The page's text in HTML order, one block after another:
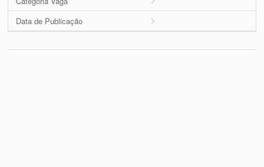
Data de Publicação